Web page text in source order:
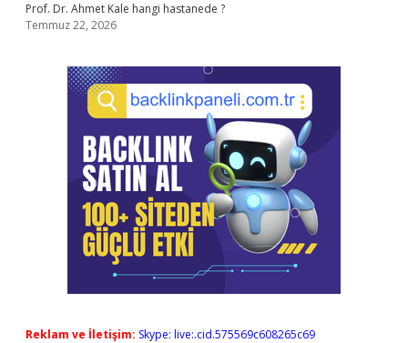
Prof. Dr. Ahmet Kale hangi hastanede ?
Temmuz 22, 2026
Reklam ve İletişim: Skype: live:.cid.575569c608265c69